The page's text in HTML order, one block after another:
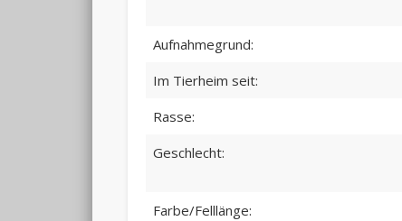
Aufnahmegrund:
Im Tierheim seit:
Rasse:
Geschlecht:
Farbe/Felllänge: